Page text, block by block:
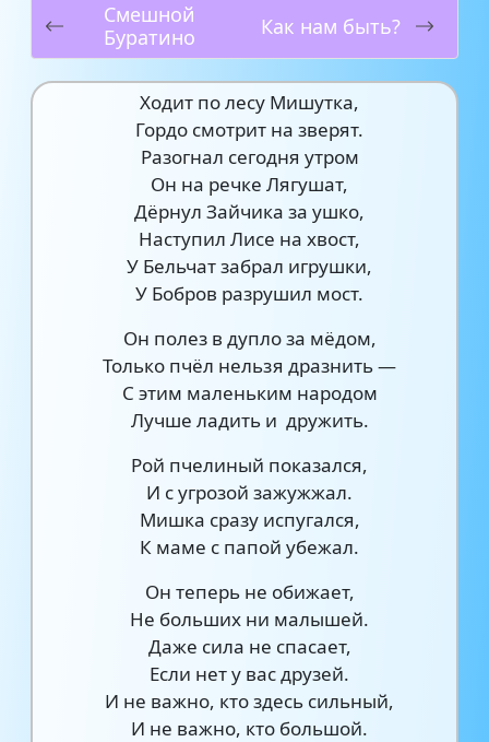
Смешной
Буратино
Как нам быть?
Ходит по лесу Мишутка,
Гордо смотрит на зверят.
Разогнал сегодня утром
Он на речке Лягушат,
Дёрнул Зайчика за ушко,
Наступил Лисе на хвост,
У Бельчат забрал игрушки,
У Бобров разрушил мост.
Он полез в дупло за мёдом,
Только пчёл нельзя дразнить —
С этим маленьким народом
Лучше ладить и дружить.
Рой пчелиный показался,
И с угрозой зажужжал.
Мишка сразу испугался,
К маме с папой убежал.
Он теперь не обижает,
Не больших ни малышей.
Даже сила не спасает,
Если нет у вас друзей.
И не важно, кто здесь сильный,
И не важно, кто большой.